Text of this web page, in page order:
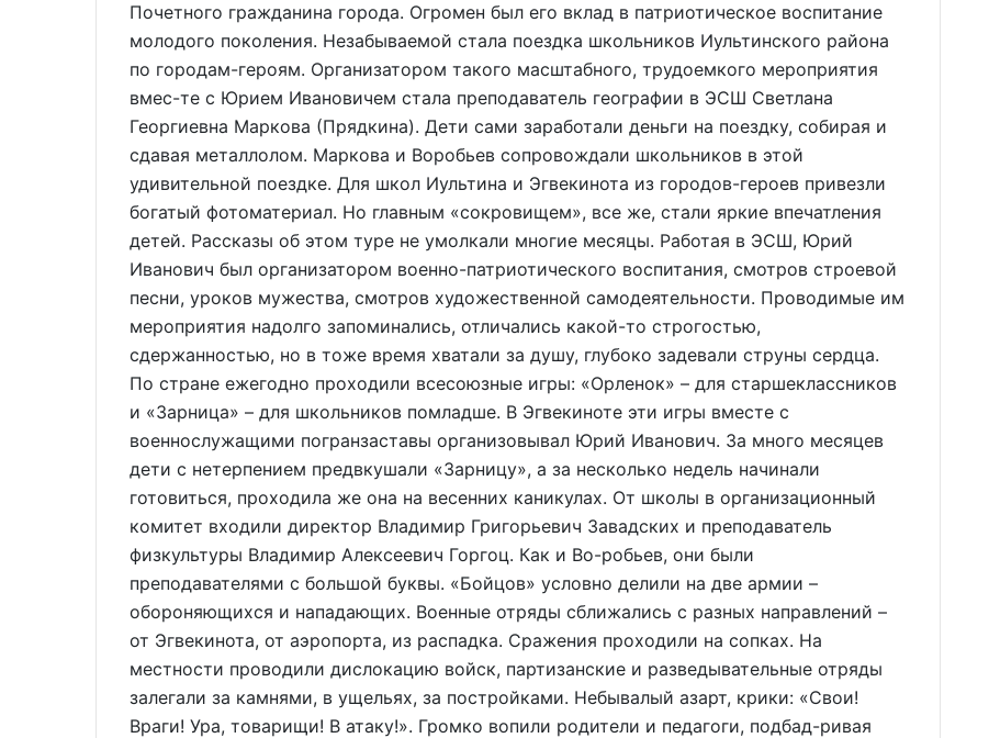
Почетного гражданина города. Огромен был его вклад в патриотическое воспитание
молодого поколения. Незабываемой стала поездка школьников Иультинского района
по городам-героям. Организатором такого масштабного, трудоемкого мероприятия
вмес-те с Юрием Ивановичем стала преподаватель географии в ЭСШ Светлана
Георгиевна Маркова (Прядкина). Дети сами заработали деньги на поездку, собирая и
сдавая металлолом. Маркова и Воробьев сопровождали школьников в этой
удивительной поездке. Для школ Иультина и Эгвекинота из городов-героев привезли
богатый фотоматериал. Но главным «сокровищем», все же, стали яркие впечатления
детей. Рассказы об этом туре не умолкали многие месяцы. Работая в ЭСШ, Юрий
Иванович был организатором военно-патриотического воспитания, смотров строевой
песни, уроков мужества, смотров художественной самодеятельности. Проводимые им
мероприятия надолго запоминались, отличались какой-то строгостью,
сдержанностью, но в тоже время хватали за душу, глубоко задевали струны сердца.
По стране ежегодно проходили всесоюзные игры: «Орленок» – для старшеклассников
и «Зарница» – для школьников помладше. В Эгвекиноте эти игры вместе с
военнослужащими погранзаставы организовывал Юрий Иванович. За много месяцев
дети с нетерпением предвкушали «Зарницу», а за несколько недель начинали
готовиться, проходила же она на весенних каникулах. От школы в организационный
комитет входили директор Владимир Григорьевич Завадских и преподаватель
физкультуры Владимир Алексеевич Горгоц. Как и Во-робьев, они были
преподавателями с большой буквы. «Бойцов» условно делили на две армии –
обороняющихся и нападающих. Военные отряды сближались с разных направлений –
от Эгвекинота, от аэропорта, из распадка. Сражения проходили на сопках. На
местности проводили дислокацию войск, партизанские и разведывательные отряды
залегали за камнями, в ущельях, за постройками. Небывалый азарт, крики: «Свои!
Враги! Ура, товарищи! В атаку!». Громко вопили родители и педагоги, подбад-ривая